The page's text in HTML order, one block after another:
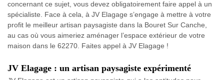
concernant ce sujet, vous devez obligatoirement faire appel à un
spécialiste. Face à cela, à JV Elagage s’engage à mettre à votre
profit le meilleur artisan paysagiste dans la Bouret Sur Canche,
au cas où vous aimeriez aménager l’espace extérieur de votre
maison dans le 62270. Faites appel à JV Elagage !
JV Elagage : un artisan paysagiste expérimenté